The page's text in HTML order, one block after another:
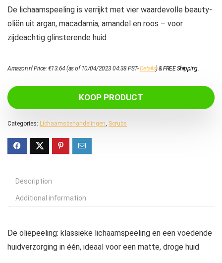
De lichaamspeeling is verrijkt met vier waardevolle beauty-
oliën uit argan, macadamia, amandel en roos – voor
zijdeachtig glinsterende huid
Amazon.nl Price:€13.64 (as of 10/04/2023 04:38 PST-Details)&FREE Shipping.
KOOP PRODUCT
Categories: Lichaamsbehandelingen, Scrubs
Description
Additional information
De oliepeeling: klassieke lichaamspeeling en een voedende
huidverzorging in één, ideaal voor een matte, droge huid